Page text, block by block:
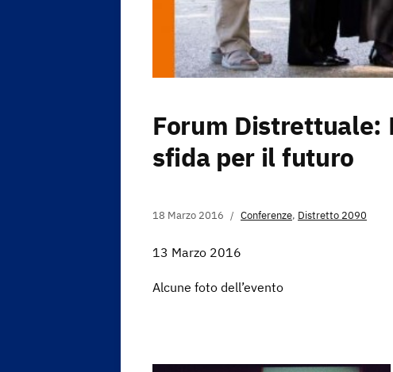
Forum Distrettuale:
sfida per il futuro
18 Marzo 2016 Conferenze, Distretto 2090
13 Marzo 2016
Alcune foto dell’evento